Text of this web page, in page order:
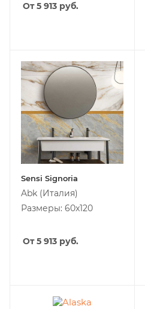
От 5 913 руб.
Sensi Signoria
Abk (Италия)
Размеры: 60x120
От 5 913 руб.